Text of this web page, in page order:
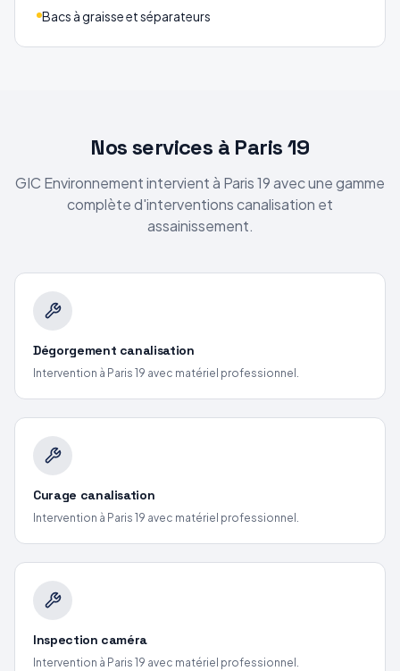
Bacs à graisse et séparateurs
Nos services à Paris 19
GIC Environnement intervientà Paris 19avec une gamme
complète d'interventions canalisation et
assainissement.
Dégorgement canalisation
Intervention à Paris 19 avec matériel professionnel.
Curage canalisation
Intervention à Paris 19 avec matériel professionnel.
Inspection caméra
Intervention à Paris 19 avec matériel professionnel.